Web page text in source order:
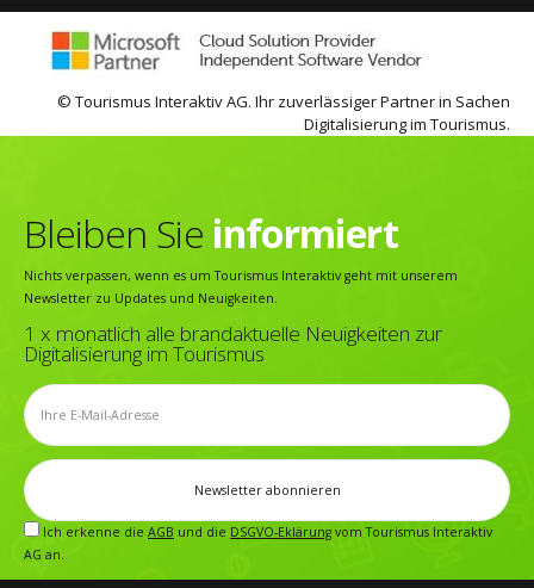
© Tourismus Interaktiv AG. Ihr zuverlässiger Partner in Sachen
Digitalisierung im Tourismus.
Bleiben Sie informiert
Nichts verpassen, wenn es um Tourismus Interaktiv geht mit unserem
Newsletter zu Updates und Neuigkeiten.
1 x monatlich alle brandaktuelle Neuigkeiten zur
Digitalisierung im Tourismus
Ich erkenne die AGB und die DSGVO-Eklärung vom Tourismus Interaktiv
AG an.